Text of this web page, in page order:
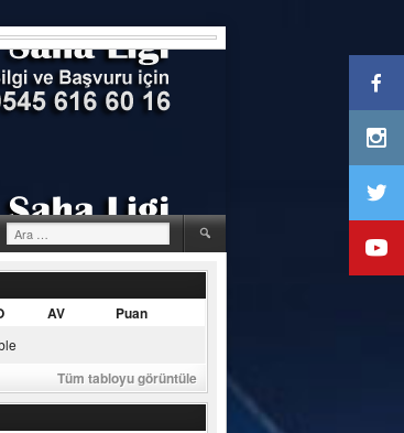
Arama:
AV Puan
Tüm tabloyu görüntüle